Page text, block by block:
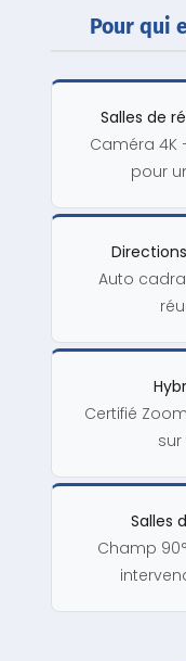
Pour qui
Salles de
Caméra 4K
pour
Auto
Certifié
Salles
Champ